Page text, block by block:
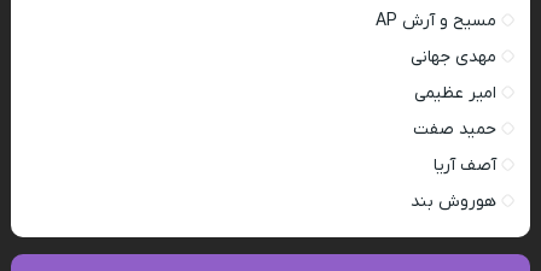
مسیح و آرش AP
مهدی جهانی
امیر عظیمی
حمید صفت
آصف آریا
هوروش بند